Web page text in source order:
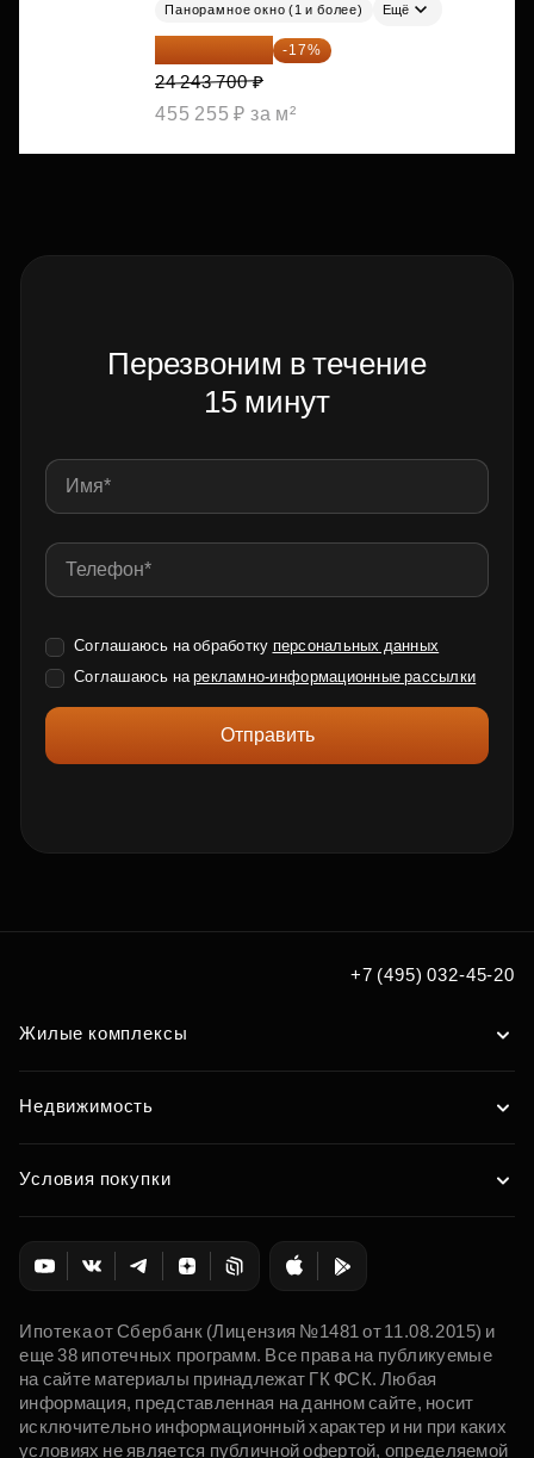
Панорамное окно (1 и более) Ещё
20 122 271 ₽ -17%
24 243 700 ₽
455 255 ₽ за м²
Перезвоним в течение
15 минут
Соглашаюсь на обработку персональных данных
Соглашаюсь нарекламно-информационные рассылки
Отправить
+7 (495) 032-45-20
Жилые комплексы
Недвижимость
Условия покупки
Ипотека от Сбербанк (Лицензия №1481 от 11.08.2015) и
еще 38 ипотечных программ. Все права на публикуемые
на сайте материалы принадлежат ГК ФСК. Любая
информация, представленная на данном сайте, носит
исключительно информационный характер и ни при каких
условиях не является публичной офертой, определяемой